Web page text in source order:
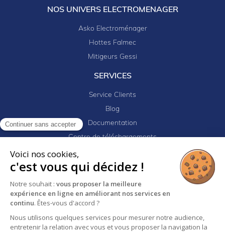
Continuer sans accepter
Voici nos cookies,
c'est vous qui décidez !
Notre souhait : vous proposer la meilleure
expérience en ligne en améliorant nos services en
continu. Êtes-vous d'accord ?
Nous utilisons quelques services pour mesurer notre audience,
entretenir la relation avec vous et vous proposer la navigation la
NOS UNIVERS ELECTROMENAGER
Asko Electroménager
Hottes Falmec
Mitigeurs Gessi
SERVICES
Service Clients
Blog
Documentation
Centre de téléchargements
Newsletter
Logiciel EJ32
Mentions légales
Politique de confidentialité